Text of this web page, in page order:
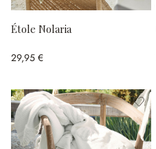
Étole Nolaria
29,95 €